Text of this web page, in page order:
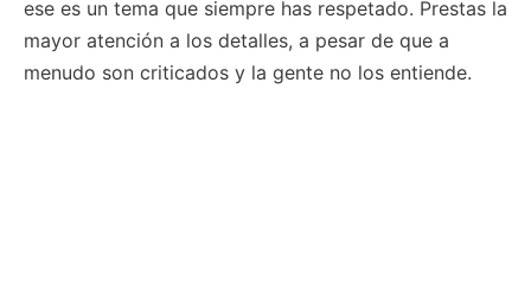
ese es un tema que siempre has respetado. Prestas la
mayor atención a los detalles, a pesar de que a
menudo son criticados y la gente no los entiende.